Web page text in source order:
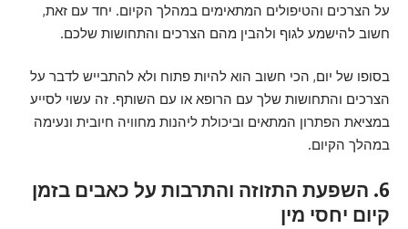
על הצרכים והטיפולים המתאימים במהלך הקיום. יחד עם זאת,
חשוב להישמע לגוף ולהבין מהם הצרכים והתחושות שלכם.
בסופו של יום, הכי חשוב הוא להיות פתוח ולא להתבייש לדבר על
הצרכים והתחושות שלך עם הרופא או עם השותף. זה עשוי לסייע
במציאת הפתרון המתאים וביכולת ליהנות מחוויה חיובית ונעימה
במהלך הקיום.
6. השפעת התזוזה והתרבות על כאבים בזמן
קיום יחסי מין